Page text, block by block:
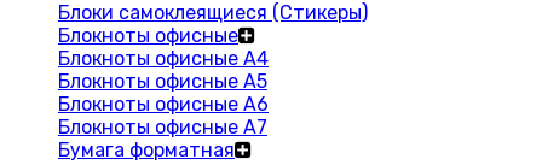
Блоки самоклеящиеся (Стикеры)
Блокноты офисные
Блокноты офисные A4
Блокноты офисные A5
Блокноты офисные A6
Блокноты офисные A7
Бумага форматная